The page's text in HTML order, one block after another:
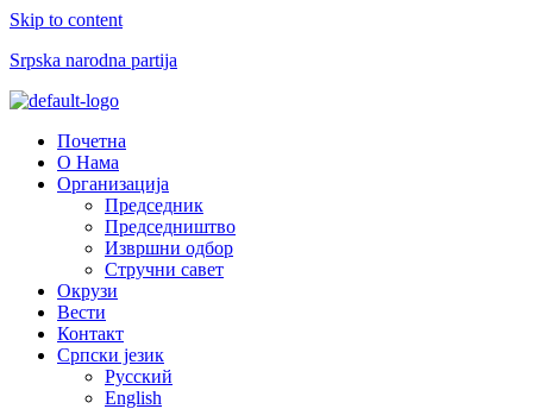
Skip to content
Srpska narodna partija
Menu
Почетна
О Нама
Организација
Председник
Председништво
Извршни одбор
Стручни савет
Окрузи
Вести
Контакт
Српски језик
Русский
English